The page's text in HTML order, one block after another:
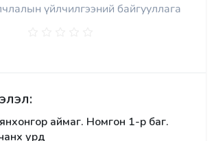
үйлчилгээний байгууллага
аймаг. Номгон 1-р баг.
урд